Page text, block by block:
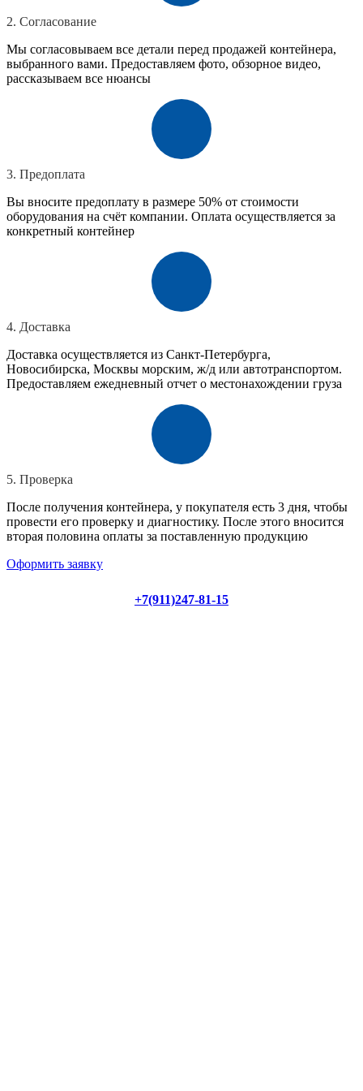
2. Согласование
Мы согласовываем все детали перед продажей контейнера,
выбранного вами. Предоставляем фото, обзорное видео,
рассказываем все нюансы
3. Предоплата
Вы вносите предоплату в размере 50% от стоимости
оборудования на счёт компании. Оплата осуществляется за
конкретный контейнер
4. Доставка
Доставка осуществляется из Санкт-Петербурга,
Новосибирска, Москвы морским, ж/д или автотранспортом.
Предоставляем ежедневный отчет о местонахождении груза
5. Проверка
После получения контейнера, у покупателя есть 3 дня, чтобы
провести его проверку и диагностику. После этого вносится
вторая половина оплаты за поставленную продукцию
Оформить заявку
+7(911)247-81-15